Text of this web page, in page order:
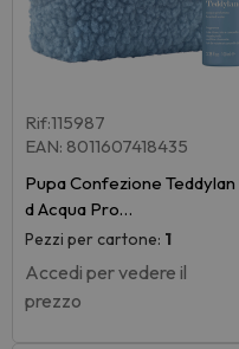
Rif:115987
EAN: 8011607418435
Pupa Confezione Teddylan
d Acqua Pro…
Pezzi per cartone: 1
Accedi per vedere il
prezzo